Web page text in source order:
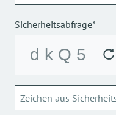
Sicherheitsabfrage*